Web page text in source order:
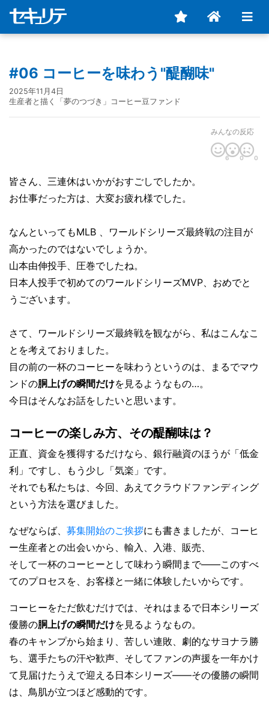
#06 コーヒーを味わう"醍醐味"
2025年11月4日
生産者と描く「夢のつづき」コーヒー豆ファンド
みんなの反応
6 0 0
皆さん、三連休はいかがおすごしでしたか。
お仕事だった方は、大変お疲れ様でした。
なんといってもMLB 、ワールドシリーズ最終戦の注目が
高かったのではないでしょうか。
山本由伸投手、圧巻でしたね。
日本人投手で初めてのワールドシリーズMVP、おめでと
うございます。
さて、ワールドシリーズ最終戦を観ながら、私はこんなこ
とを考えておりました。
目の前の一杯のコーヒーを味わうというのは、まるでマウ
ンドの胴上げの瞬間だけを見るようなもの…。
今日はそんなお話をしたいと思います。
コーヒーの楽しみ方、その醍醐味は？
正直、資金を獲得するだけなら、銀行融資のほうが「低金
利」ですし、もう少し「気楽」です。
それでも私たちは、今回、あえてクラウドファンディング
という方法を選びました。
なぜならば、 募集開始のご挨拶にも書きましたが、コーヒ
ー生産者との出会いから、輸入、入港、販売、
そして一杯のコーヒーとして味わう瞬間まで——このすべ
てのプロセスを、お客様と一緒に体験したいからです。
コーヒーをただ飲むだけでは、それはまるで日本シリーズ
優勝の胴上げの瞬間だけを見るようなもの。
春のキャンプから始まり、苦しい連敗、劇的なサヨナラ勝
ち、選手たちの汗や歓声、そしてファンの声援を一年かけ
て見届けたうえで迎える日本シリーズ——その優勝の瞬間
は、鳥肌が立つほど感動的です。